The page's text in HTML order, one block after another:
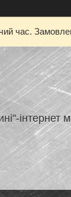
час.
інтернет